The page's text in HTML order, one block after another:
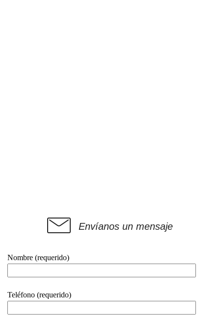
Envíanos un mensaje
Nombre (requerido)
Teléfono (requerido)